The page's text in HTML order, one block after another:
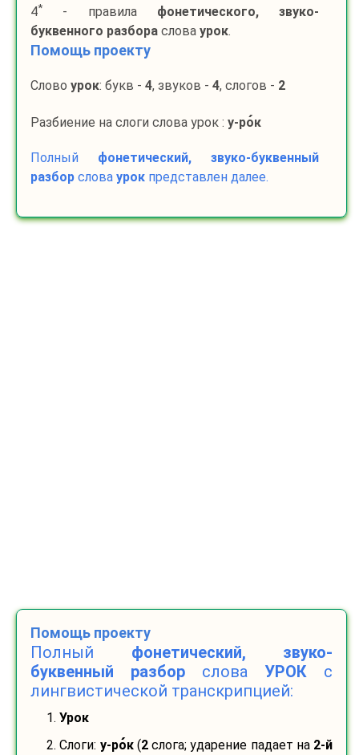
4* - правила фонетического, звуко-
буквенного разбора слова урок.
Помощь проекту
Слово урок: букв - 4, звуков - 4, слогов - 2
Разбиение на слоги слова урок : у-рок
Полный фонетический, звуко-буквенный
разбор слова урок представлен далее.
Помощь проекту
Полный фонетический, звуко-
буквенный разбор слова УРОК с
лингвистической транскрипцией:
1. Урок
2. Слоги: у-рок(2слога; ударение падает на 2-й